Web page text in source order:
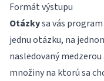
Formát výstupu
Otázkysa vás
jednu otázku, na
nasledovaný
množiny na ktorú sa